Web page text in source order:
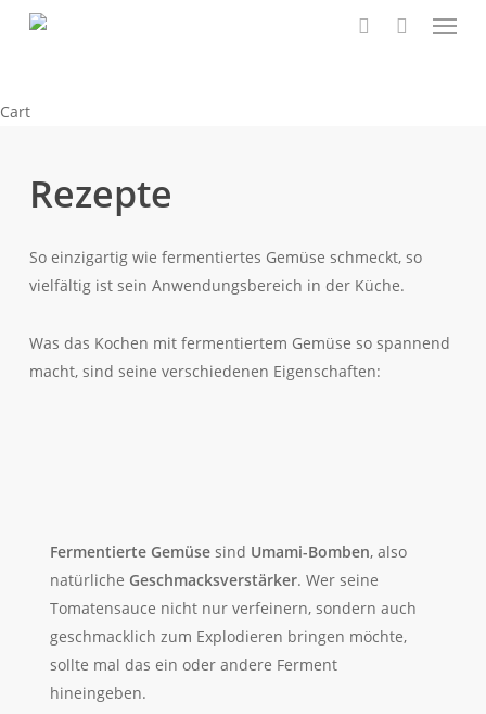
Menu
CartClose
Rezepte
So einzigartig wie fermentiertes Gemüse schmeckt, so
vielfältig ist sein Anwendungsbereich in der Küche.
Was das Kochen mit fermentiertem Gemüse so spannend
macht, sind seine verschiedenen Eigenschaften:
Fermentierte Gemüse sind Umami-Bomben, also
natürliche Geschmacksverstärker. Wer seine
Tomatensauce nicht nur verfeinern, sondern auch
geschmacklich zum Explodieren bringen möchte,
sollte mal das ein oder andere Ferment
hineingeben.